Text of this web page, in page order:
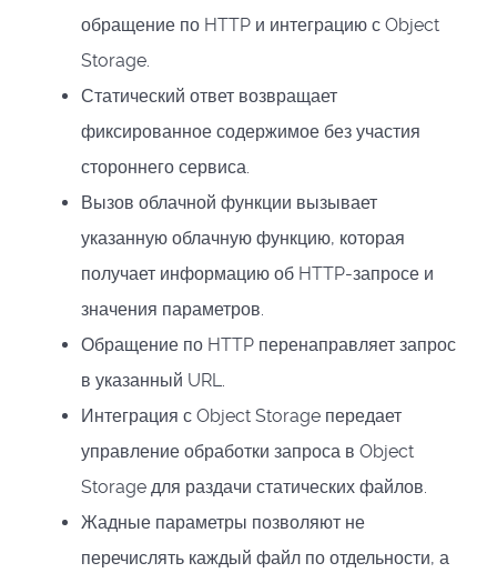
обращение по HTTP и интеграцию с Object
Storage.
Статический ответ возвращает
фиксированное содержимое без участия
стороннего сервиса.
Вызов облачной функции вызывает
указанную облачную функцию, которая
получает информацию об HTTP-запросе и
значения параметров.
Обращение по HTTP перенаправляет запрос
в указанный URL.
Интеграция с Object Storage передает
управление обработки запроса в Object
Storage для раздачи статических файлов.
Жадные параметры позволяют не
перечислять каждый файл по отдельности, а